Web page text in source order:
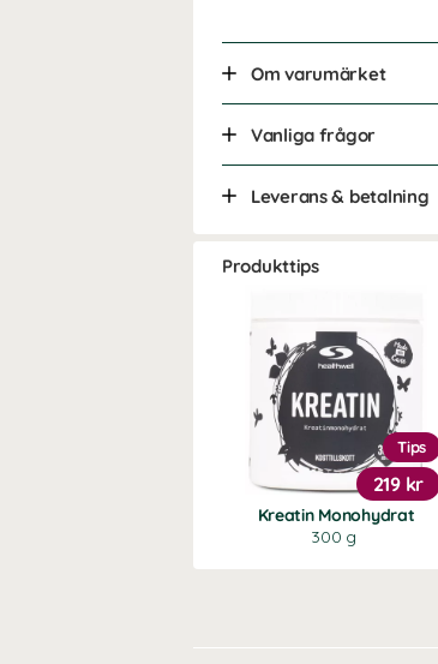
Om varumärket
Vanliga frågor
Leverans & betalning
Produkttips
Kreatin Monohydrat
300 g
Tips
219 kr